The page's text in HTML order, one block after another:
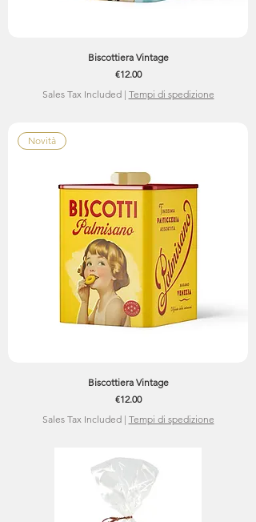
Biscottiera Vintage
Price
€12.00
Sales Tax Included| Tempi di spedizione
Novità
Biscottiera Vintage
Price
€12.00
Sales Tax Included| Tempi di spedizione